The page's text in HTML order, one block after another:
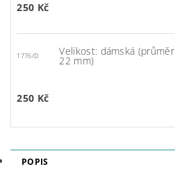
250 Kč
1776/D Velikost: dámská (průměr
22 mm)
250 Kč
POPIS